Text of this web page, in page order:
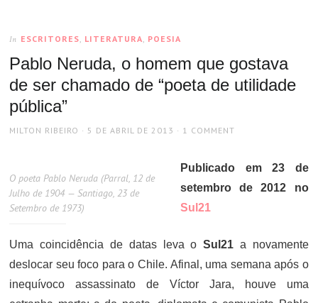
In ESCRITORES, LITERATURA, POESIA
Pablo Neruda, o homem que gostava
de ser chamado de “poeta de utilidade
pública”
AUTHOR
MILTON RIBEIRO
POSTED
5 DE ABRIL DE 2013 1 COMMENT
O poeta Pablo Neruda (Parral, 12 de
Julho de 1904 — Santiago, 23 de
Setembro de 1973)
Publicado em 23 de
setembro de 2012 no
Sul21
Uma coincidência de datas leva oSul21 a novamente
deslocar seu foco para o Chile. Afinal, uma semana após o
inequívoco assassinato de Víctor Jara, houve uma